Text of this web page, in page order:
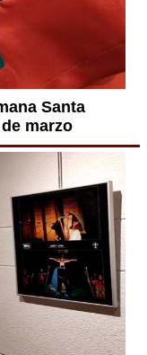
Santa
marzo